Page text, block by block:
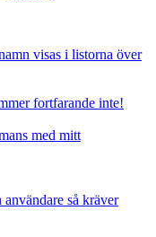
visas i listorna över
fortfarande inte!
med mitt
så kräver